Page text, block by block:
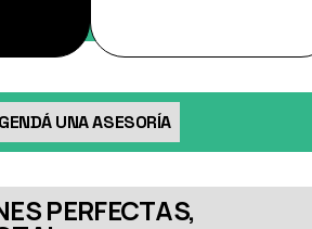
UNA ASESORÍA
PERFECTAS,